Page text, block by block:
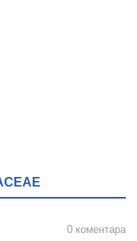
0 коментара